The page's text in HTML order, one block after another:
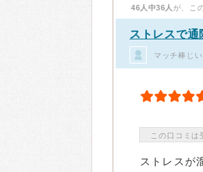
46人中36人 が、こ
ストレスで通
マッチ棒じ
この口コミは
ストレスが